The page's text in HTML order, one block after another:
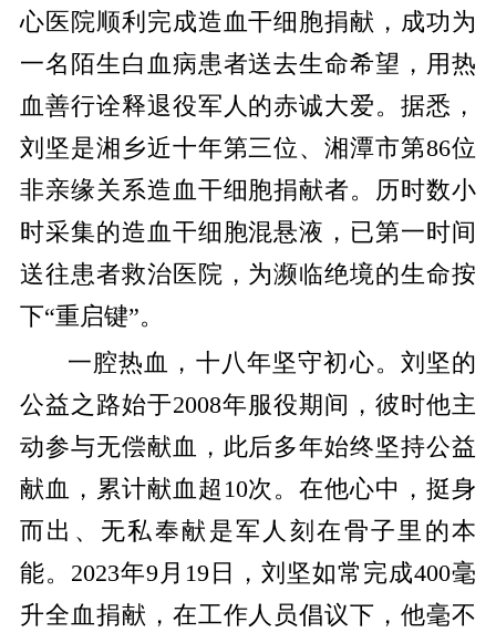
心医院顺利完成造血干细胞捐献，成功为
一名陌生白血病患者送去生命希望，用热
血善行诠释退役军人的赤诚大爱。据悉，
刘坚是湘乡近十年第三位、湘潭市第86位
非亲缘关系造血干细胞捐献者。历时数小
时采集的造血干细胞混悬液，已第一时间
送往患者救治医院，为濒临绝境的生命按
下“重启键”。
一腔热血，十八年坚守初心。刘坚的
公益之路始于2008年服役期间，彼时他主
动参与无偿献血，此后多年始终坚持公益
献血，累计献血超 10次。在他心中，挺身
而出、无私奉献是军人刻在骨子里的本
能。 2023年9 月 19 日，刘坚如常完成400毫
升全血捐献，在工作人员倡议下，他毫不